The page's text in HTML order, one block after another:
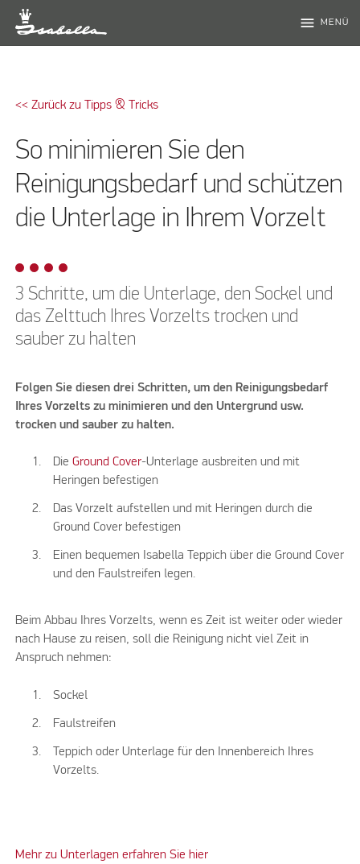
menu MENÜ
<< Zurück zu Tipps & Tricks
So minimieren Sie den
Reinigungsbedarf und schützen
die Unterlage in Ihrem Vorzelt
3 Schritte, um die Unterlage, den Sockel und
das Zelttuch Ihres Vorzelts trocken und
sauber zu halten
Folgen Sie diesen drei Schritten, um den Reinigungsbedarf
Ihres Vorzelts zu minimieren und den Untergrund usw.
trocken und sauber zu halten.
DieGround Cover-Unterlage ausbreiten und mit
Heringen befestigen
Das Vorzelt aufstellen und mit Heringen durch die
Ground Cover befestigen
Einen bequemen Isabella Teppich über die Ground Cover
und den Faulstreifen legen.
Beim Abbau Ihres Vorzelts, wenn es Zeit ist weiter oder wieder
nach Hause zu reisen, soll die Reinigung nicht viel Zeit in
Anspruch nehmen:
Sockel
Faulstreifen
Teppich oder Unterlage für den Innenbereich Ihres
Vorzelts.
Mehr zu Unterlagen erfahren Sie hier